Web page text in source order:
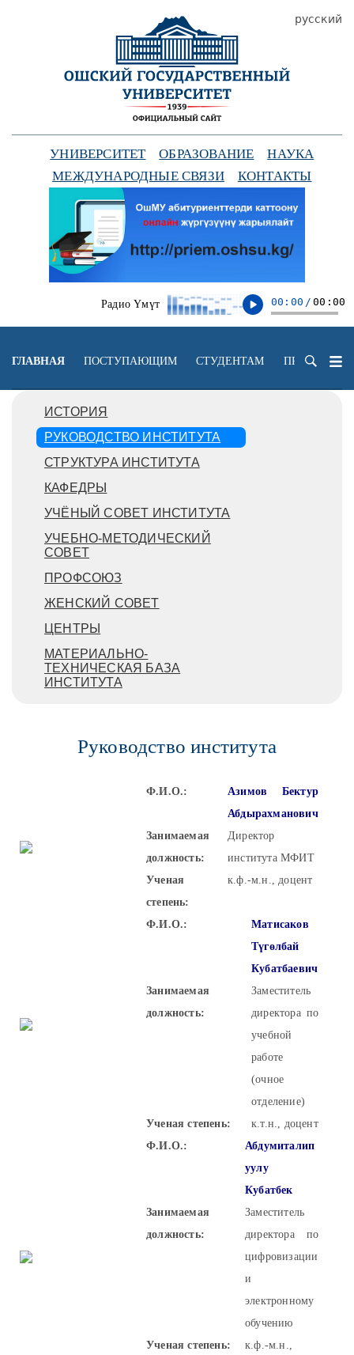
УНИВЕРСИТЕТ ОБРАЗОВАНИЕ
НАУКА
МЕЖДУНАРОДНЫЕ СВЯЗИ
КОНТАКТЫ
Радио Үмүт 00:00 / 00:00
русский
ГЛАВНАЯ ПОСТУПАЮЩИМ СТУДЕНТАМ
ИСТОРИЯ
РУКОВОДСТВО ИНСТИТУТА
СТРУКТУРА ИНСТИТУТА
КАФЕДРЫ
УЧЁНЫЙ СОВЕТ ИНСТИТУТА
УЧЕБНО-МЕТОДИЧЕСКИЙ
СОВЕТ
ПРОФСОЮЗ
ЖЕНСКИЙ СОВЕТ
ЦЕНТРЫ
МАТЕРИАЛЬНО-
ТЕХНИЧЕСКАЯ БАЗА
ИНСТИТУТА
Руководство института
Ф.И.О.:
Азимов Бектур
Абдырахманович
Занимаемая
должность:
Директор
института МФИТ
Ученая
степень:
к.ф.-м.н., доцент
Ф.И.О.:
Матисаков
Түгөлбай
Кубатбаевич
Занимаемая
должность:
Заместитель
директора по
учебной
работе
(очное
отделение)
Ученая степень:
к.т.н., доцент
Ф.И.О.:
Абдумиталип
уулу
Кубатбек
Занимаемая
должность:
Заместитель
директора по
цифровизации
и
электронному
обучению
Ученая степень:
к.ф.-м.н.,